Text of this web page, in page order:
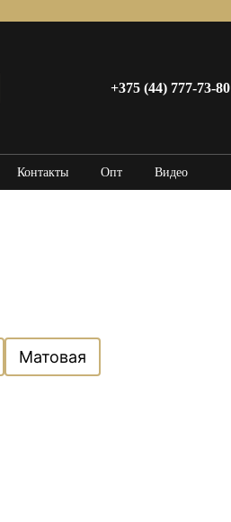
+375 (44) 777-73-80
Контакты Опт Видео
Матовая